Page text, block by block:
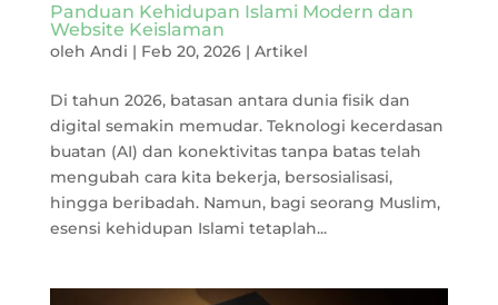
Panduan Kehidupan Islami Modern dan
Website Keislaman
oleh Andi | Feb 20, 2026| Artikel
Di tahun 2026, batasan antara dunia fisik dan
digital semakin memudar. Teknologi kecerdasan
buatan (AI) dan konektivitas tanpa batas telah
mengubah cara kita bekerja, bersosialisasi,
hingga beribadah. Namun, bagi seorang Muslim,
esensi kehidupan Islami tetaplah...